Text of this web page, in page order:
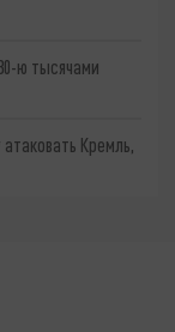
ю тысячами
Кремль,